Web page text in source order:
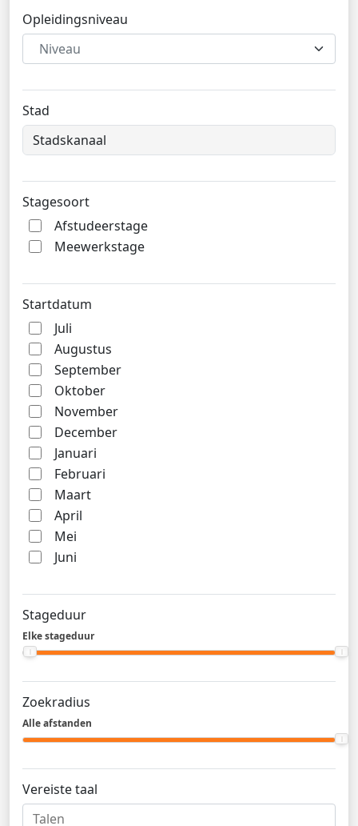
Opleidingsniveau
Niveau
Stad
Stagesoort
Afstudeerstage
Meewerkstage
Startdatum
Juli
Augustus
September
Oktober
November
December
Januari
Februari
Maart
April
Mei
Juni
Stageduur
Elke stageduur
Zoekradius
Alle afstanden
Vereiste taal